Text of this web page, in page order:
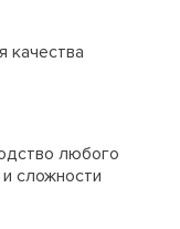
качества
любого
сложности